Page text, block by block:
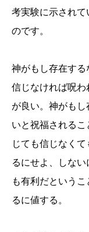
考実験に示されて
のです。
神がもし存在する
信じなければ呪
が良い。神がもし
いと祝福される
じても信じなく
るにせよ、しな
も有利だという
るに値する。